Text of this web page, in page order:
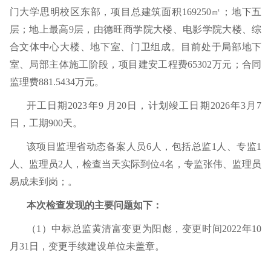
门大学思明校区东部，项目总建筑面积169250㎡ ；地下五
层；地上最高9层，由德旺商学院大楼、电影学院大楼、综
合文体中心大楼、地下室、门卫组成。目前处于局部地下
室、局部主体施工阶段， 项目建安工程费65302万元；合同
监理费881.5434万元。
开工日期 2023年9 月 20 日，计划竣工日期 2026年3 月 7
日，工期900天。
该项目监理省动态备案人员6 人，包括总监1 人、专监1
人、监理员2 人，检查当天实际到位4名，专监张伟、监理员
易成未到岗；。
本次检查发现的主要问题如下：
（1 ）中标总监黄清富变更为阳彪，变更时间2022年10
月 31 日，变更手续建设单位未盖章。